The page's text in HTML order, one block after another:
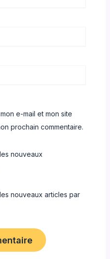
e-mail et mon site
prochain commentaire.
nouveaux
nouveaux articles par